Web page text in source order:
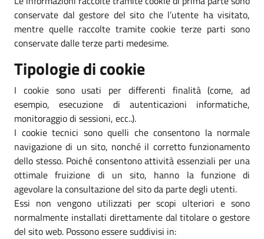
conservate dal gestore del sito che l’utente ha visitato,
mentre quelle raccolte tramite cookie terze parti sono
conservate dalle terze parti medesime.
Tipologie di cookie
I cookie sono usati per differenti finalità (come, ad
esempio, esecuzione di autenticazioni informatiche,
monitoraggio di sessioni, ecc..).
I cookie tecnici sono quelli che consentono la normale
navigazione di un sito, nonché il corretto funzionamento
dello stesso. Poiché consentono attività essenziali per una
ottimale fruizione di un sito, hanno la funzione di
agevolare la consultazione del sito da parte degli utenti.
Essi non vengono utilizzati per scopi ulteriori e sono
normalmente installati direttamente dal titolare o gestore
del sito web. Possono essere suddivisi in: